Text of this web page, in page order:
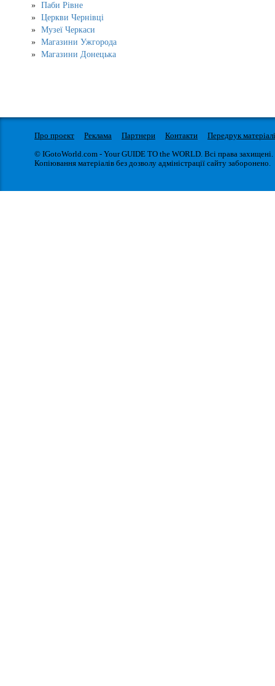
Паби Рівне
Церкви Чернівці
Музеї Черкаси
Магазини Ужгорода
Магазини Донецька
Про проект Реклама Партнери Контакти
Передрук
© IGotoWorld.com - Your GUIDE TO the WORLD. Всі права захищені.
Копіювання матеріалів без дозволу адміністрації сайту заборонено.